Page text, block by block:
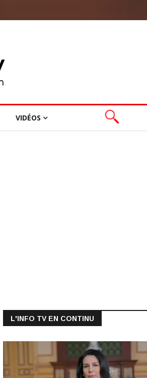
VIDÉOS
L'INFO TV EN CONTINU